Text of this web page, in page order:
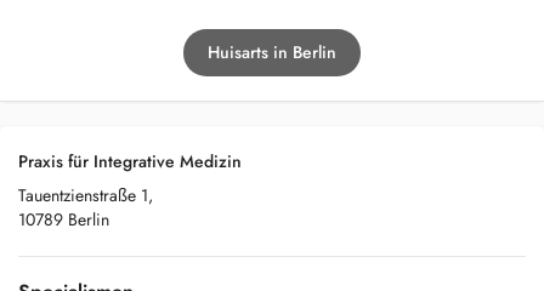
Huisarts in Berlin
Praxis für Integrative Medizin
Tauentzienstraße 1,
10789 Berlin